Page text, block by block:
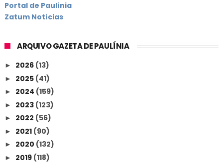
Portal de Paulínia
Zatum Notícias
ARQUIVO GAZETA DE PAULÍNIA
► 2026 (13)
► 2025 (41)
► 2024 (159)
► 2023 (123)
► 2022 (56)
► 2021 (90)
► 2020 (132)
► 2019 (118)